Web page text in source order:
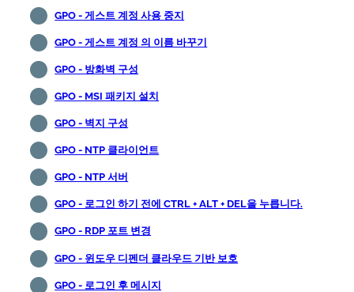
GPO - 게스트 계정 사용 중지
GPO - 게스트 계정 의 이름 바꾸기
GPO - 방화벽 구성
GPO - MSI 패키지 설치
GPO - 벽지 구성
GPO - NTP 클라이언트
GPO - NTP 서버
GPO - 로그인 하기 전에 CTRL + ALT + DEL을 누릅니다.
GPO - RDP 포트 변경
GPO - 윈도우 디펜더 클라우드 기반 보호
GPO - 로그인 후 메시지